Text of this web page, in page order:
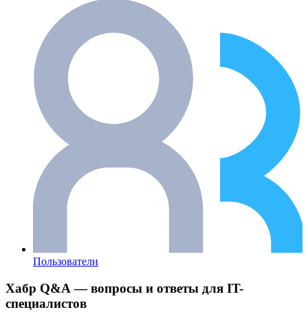
Пользователи
Хабр Q&A — вопросы и ответы для IT-
специалистов